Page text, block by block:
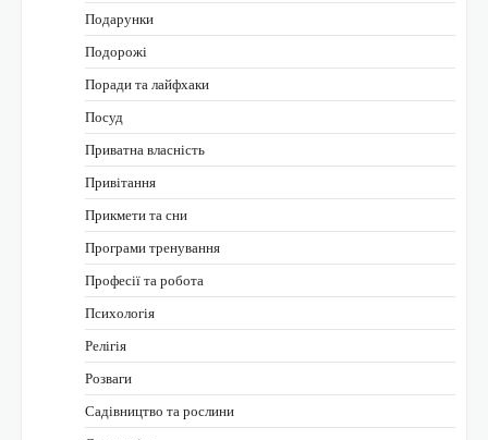
Подарунки
Подорожі
Поради та лайфхаки
Посуд
Приватна власність
Привітання
Прикмети та сни
Програми тренування
Професії та робота
Психологія
Релігія
Розваги
Садівництво та рослини